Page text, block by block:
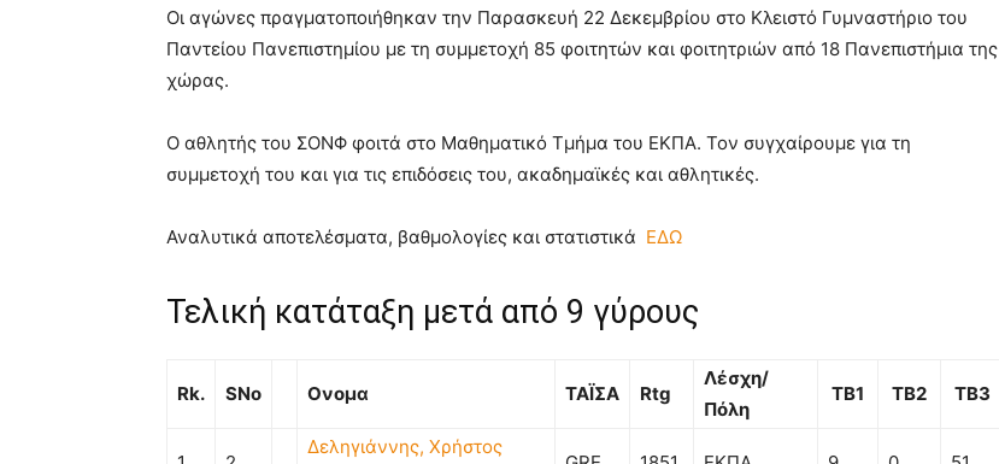
Οι αγώνες πραγματοποιήθηκαν την Παρασκευή 22 Δεκεμβρίου στο Κλειστό Γυμναστήριο του
Παντείου Πανεπιστημίου με τη συμμετοχή 85 φοιτητών και φοιτητριών από 18 Πανεπιστήμια της
χώρας.
Ο αθλητής του ΣΟΝΦ φοιτά στο Μαθηματικό Τμήμα του ΕΚΠΑ. Τον συγχαίρουμε για τη
συμμετοχή του και για τις επιδόσεις του, ακαδημαϊκές και αθλητικές.
Αναλυτικά αποτελέσματα, βαθμολογίες και στατιστικά ΕΔΩ
Τελική κατάταξη μετά από 9 γύρους
Rk. SNo Ονομα ΤΑΪΣΑ Rtg
Λέσχη/
Πόλη
TB1 TB2 TB3
Δεληγιάννης, Χρήστος